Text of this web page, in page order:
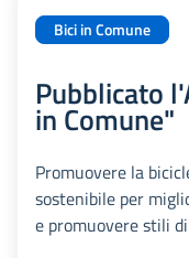
Bici in Comune
Pubblicato
in Comune"
Promuovere la
sostenibile per
e promuovere stili